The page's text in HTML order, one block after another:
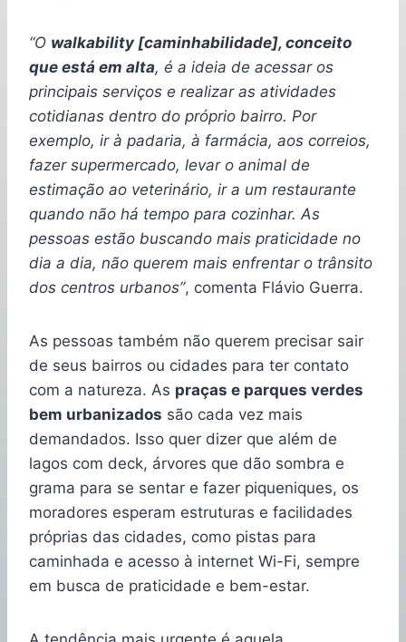
“O walkability [caminhabilidade], conceito
que está em alta, é a ideia de acessar os
principais serviços e realizar as atividades
cotidianas dentro do próprio bairro. Por
exemplo, ir à padaria, à farmácia, aos correios,
fazer supermercado, levar o animal de
estimação ao veterinário, ir a um restaurante
quando não há tempo para cozinhar. As
pessoas estão buscando mais praticidade no
dia a dia, não querem mais enfrentar o trânsito
dos centros urbanos”, comenta Flávio Guerra.
As pessoas também não querem precisar sair
de seus bairros ou cidades para ter contato
com a natureza. As praças e parques verdes
bem urbanizados são cada vez mais
demandados. Isso quer dizer que além de
lagos com deck, árvores que dão sombra e
grama para se sentar e fazer piqueniques, os
moradores esperam estruturas e facilidades
próprias das cidades, como pistas para
caminhada e acesso à internet Wi-Fi, sempre
em busca de praticidade e bem-estar.